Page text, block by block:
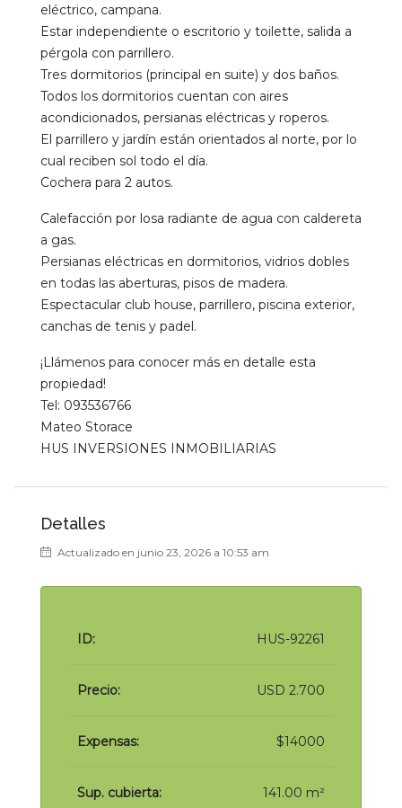
eléctrico, campana.
Estar independiente o escritorio y toilette, salida a
pérgola con parrillero.
Tres dormitorios (principal en suite) y dos baños.
Todos los dormitorios cuentan con aires
acondicionados, persianas eléctricas y roperos.
El parrillero y jardín están orientados al norte, por lo
cual reciben sol todo el día.
Cochera para 2 autos.
Calefacción por losa radiante de agua con caldereta
a gas.
Persianas eléctricas en dormitorios, vidrios dobles
en todas las aberturas, pisos de madera.
Espectacular club house, parrillero, piscina exterior,
canchas de tenis y padel.
¡Llámenos para conocer más en detalle esta
propiedad!
Tel: 093536766
Mateo Storace
HUS INVERSIONES INMOBILIARIAS
Detalles
Actualizado en junio 23, 2026 a 10:53 am
ID: HUS-92261
Precio: USD 2.700
Expensas: $14000
Sup. cubierta: 141.00 m²